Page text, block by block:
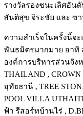
รางวัลรองชนะเลิศอัน
สันติสุข จิระชัย และ ซ
ความสำเร็จในครั้งนี้จ
พันธมิตรมากมาย อาทิ
องค์การบริหารส่วนจัง
THAILAND , CROWN
อุทัยธานี , TREE
POOL VILLA
ฟ้า รีสอร์ทบ้านไร่ ,